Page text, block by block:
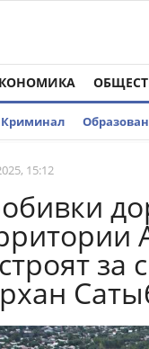
Криминал
15:12
за